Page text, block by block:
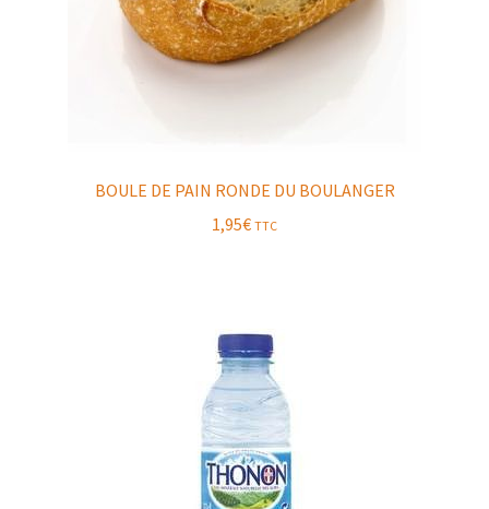
BOULE DE PAIN RONDE DU BOULANGER
1,95€ TTC